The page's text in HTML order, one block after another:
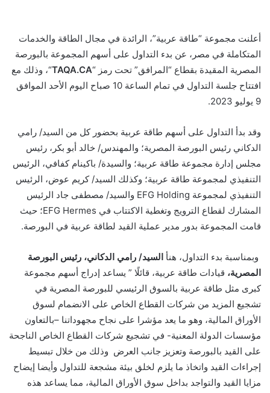
أعلنت مجموعة “طاقة عربية”، الرائدة في مجال الطاقة والخدمات
المتكاملة في مصر، عن بدء التداول على أسهم المجموعة بالبورصة
المصرية المقيدة بقطاع “المرافق” تحت رمز “TAQA.CA“، وذلك مع
افتتاح جلسة التداول في تمام الساعة 10 صباح اليوم الأحد الموافق
9 يوليو 2023.
وقد بدأ التداول على أسهم طاقة عربية بحضور كل من السيد/ رامي
الدكاني رئيس البورصة المصرية؛ والمهندس/ خالد أبو بكر، رئيس
مجلس إدارة مجموعة طاقة عربية؛ والسيدة/ باكينام كفافي، الرئيس
التنفيذي لمجموعة طاقة عربية؛ وكذلك السيد/ كريم عوض، الرئيس
التنفيذي لمجموعة EFG Holding والسيد/ مصطفى جاد الرئيس
المشارك لقطاع الترويج وتغطية الاكتتاب في EFG Hermes؛ حيث
قامت المجموعة بدور مدير عملية القيد لطاقة عربية في البورصة.
وبمناسبة بدء التداول، هنأ السيد/ رامي الدكاني، رئيس البورصة
المصرية، قيادات طاقة عربية، قائلًا ” يساعد إدراج أسهم مجموعة
كبرى مثل طاقة عربية بالسوق الرئيسي للبورصة المصرية في
تشجيع المزيد من شركات القطاع الخاص على الانضمام لسوق
الأوراق المالية، وهو ما يعد مؤشرا على نجاح مجهوداتنا –بالتعاون
مؤسسات الدولة المعنية- في تشجيع شركات القطاع الخاص الناجحة
على القيد بالبورصة وتعزيز جانب العرض وذلك من خلال تبسيط
إجراءات القيد واتخاذ ما يلزم لخلق بيئة مشجعة للتداول وأيضا إيضاح
مزايا القيد والتواجد بداخل سوق الأوراق المالية، مما يساعد هذه